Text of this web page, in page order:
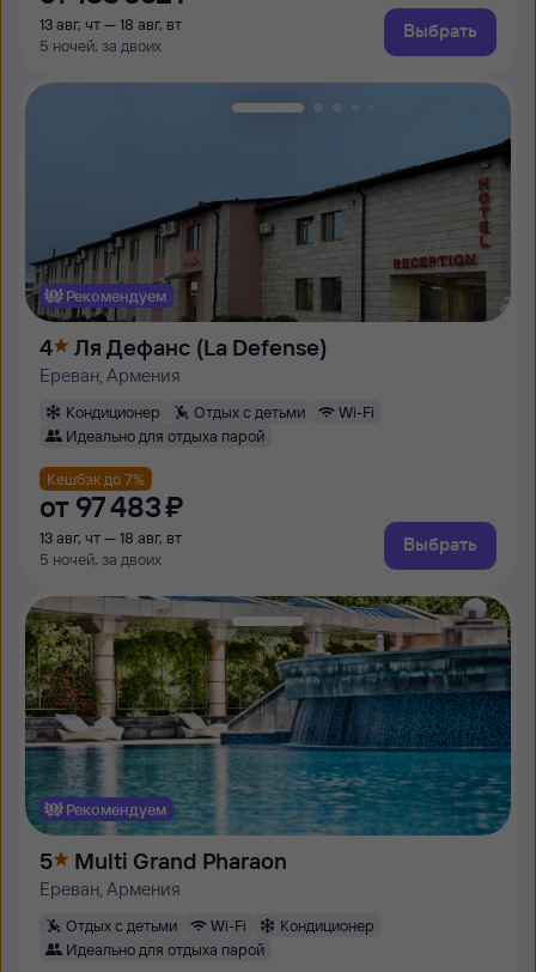
13 авг, чт — 18 авг, вт
5 ночей, за двоих
Выбрать
Рекомендуем
4 Ля Дефанс (La Defense)
Ереван, Армения
Кондиционер Отдых с детьми
Wi-Fi
Идеально для отдыха парой
Кешбэк до 7%
от 97 ⁠483 ⁠₽
13 авг, чт — 18 авг, вт
5 ночей, за двоих
Выбрать
Рекомендуем
5 Multi Grand Pharaon
Ереван, Армения
Отдых с детьми Wi-Fi
Кондиционер
Идеально для отдыха парой